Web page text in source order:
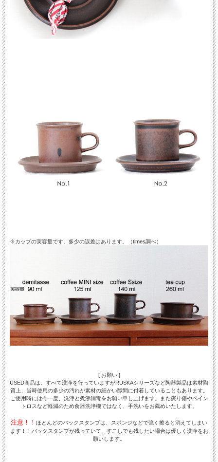
※カップの実容量です。多少の誤差はあります。（times調べ）
[ お願い ]
USED商品は、すべて洗浄を行っていますがRUSKAシリーズなど陶器製品は素材陶
質上、当時使用の多少の汚れが素材の細かい隙間に付着していることもあります。
ご使用時には今一度、洗浄と煮沸消毒をお願い申し上げます。また擦り傷やペイン
トロスなど軽減のため食器洗浄機ではなく、手洗いをお薦めいたします。
注意！！ ほとんどのバックスタンプは、スポンジなどで強く擦ると消えてしまい
ます！！バックスタンプが残っていて、すこしでも残したい場合は優しく洗浄をお
願いします。